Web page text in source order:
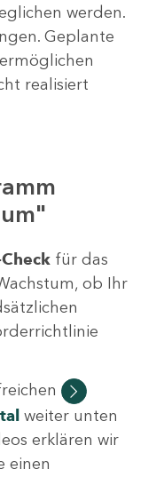
werden.
Geplante
realisiert
für das
ob Ihr
weiter unten
erklären wir
einen